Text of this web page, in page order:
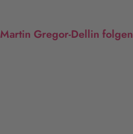
Martin Gregor-Dellin folgen